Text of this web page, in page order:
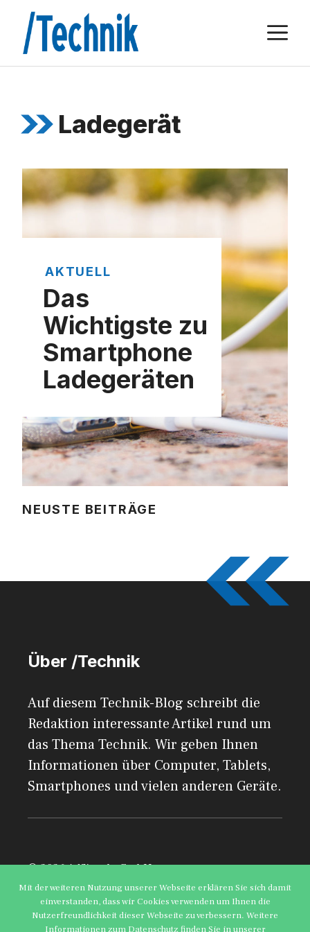
Inhalt
springen
Ladegerät
AKTUELL
Das
Wichtigste zu
Smartphone
Ladegeräten
NEUSTE BEITRÄGE
Über /Technik
Auf diesem Technik-Blog schreibt die
Redaktion interessante Artikel rund um
das Thema Technik. Wir geben Ihnen
Informationen über Computer, Tablets,
Smartphones und vielen anderen Geräte.
© 2026 AdSimple GmbH
Impressum Datenschutzerklärung
Mit der weiteren Nutzung unserer Webseite erklären Sie sich damit
einverstanden, dass wir Cookies verwenden um Ihnen die
Nutzerfreundlichkeit dieser Webseite zu verbessern. Weitere
Informationen zum Datenschutz finden Sie in unserer